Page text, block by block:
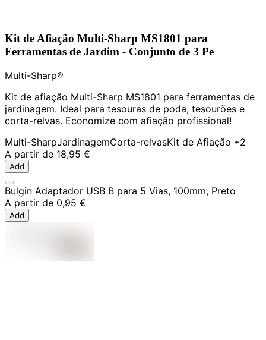
Kit de Afiação Multi-Sharp MS1801 para
Ferramentas de Jardim - Conjunto de 3 Pe
Multi-Sharp®
Kit de afiação Multi-Sharp MS1801 para ferramentas de
jardinagem. Ideal para tesouras de poda, tesourões e
corta-relvas. Economize com afiação profissional!
Multi-SharpJardinagemCorta-relvasKit de Afiação +2
A partir de 18,95 €
Add
Bulgin Adaptador USB B para 5 Vias, 100mm, Preto
A partir de 0,95 €
Add